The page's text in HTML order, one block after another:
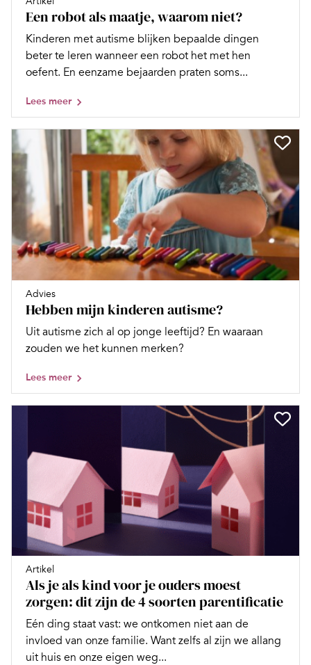
Een robot als maatje, waarom niet?
Kinderen met autisme blijken bepaalde dingen
beter te leren wanneer een robot het met hen
oefent. En eenzame bejaarden praten soms...
Lees meer
Advies
Hebben mijn kinderen autisme?
Uit autisme zich al op jonge leeftijd? En waaraan
zouden we het kunnen merken?
Lees meer
Artikel
Als je als kind voor je ouders moest
zorgen: dit zijn de 4 soorten parentificatie
Eén ding staat vast: we ontkomen niet aan de
invloed van onze familie. Want zelfs al zijn we allang
uit huis en onze eigen weg...